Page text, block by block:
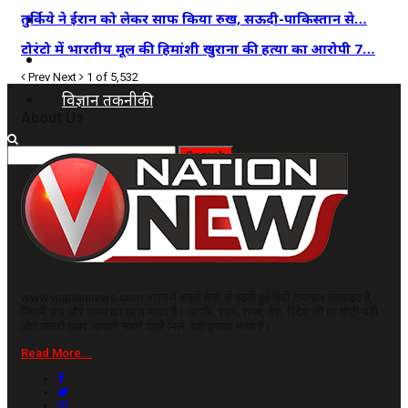
कृषि
धर्म
विज्ञान तकनीकी
तुर्किये ने ईरान को लेकर साफ किया रुख, सऊदी-पाकिस्तान से…
टोरंटो में भारतीय मूल की हिमांशी खुराना की हत्या का आरोपी 7…
Prev Next 1 of 5,532
Read More...